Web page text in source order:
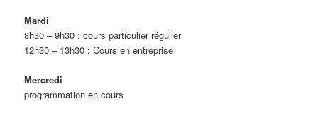
Mardi
8h30 – 9h30 : cours particulier régulier
12h30 – 13h30 : Cours en entreprise
Mercredi
programmation en cours